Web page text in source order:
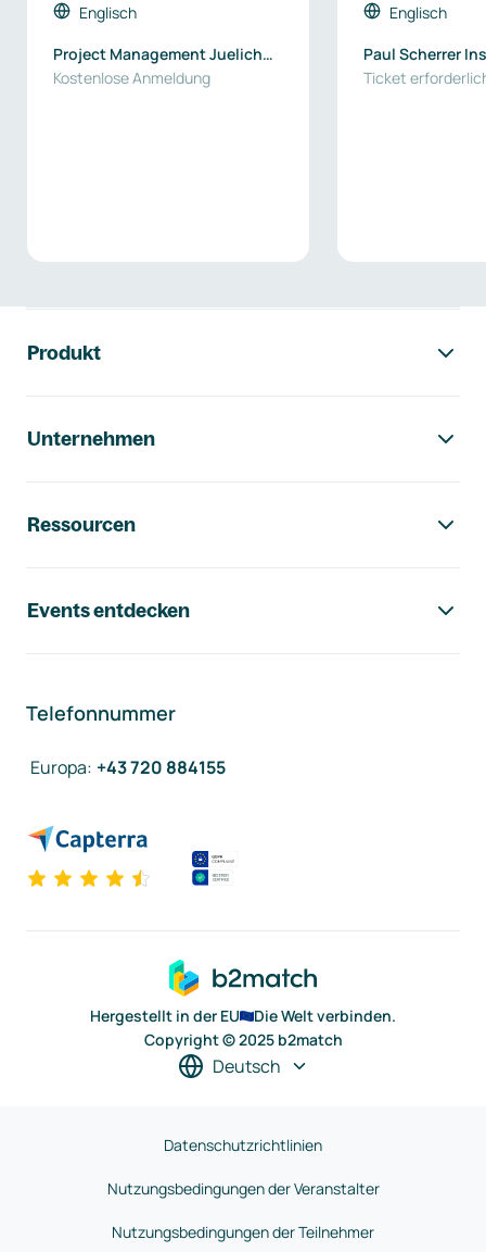
Englisch
Project Management Juelich
(PtJ)
Kostenlose Anmeldung
Englisch
Paul Scherrer
Ticket
Produkt
Unternehmen
Ressourcen
Events entdecken
Telefonnummer
Europa: +43 720 884155
Hergestellt in der EU
Die Welt verbinden.
Copyright © 2025 b2match
Deutsch
Datenschutzrichtlinien
Nutzungsbedingungen der Veranstalter
Nutzungsbedingungen der Teilnehmer